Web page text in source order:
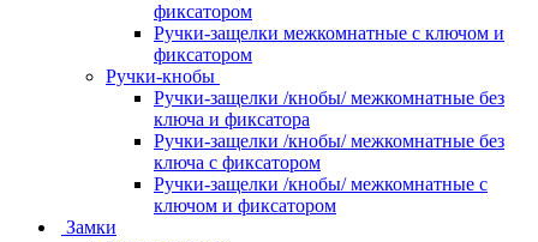
фиксатором
Ручки-защелки межкомнатные с ключом и
фиксатором
Ручки-кнобы
Ручки-защелки /кнобы/ межкомнатные без
ключа и фиксатора
Ручки-защелки /кнобы/ межкомнатные без
ключа с фиксатором
Ручки-защелки /кнобы/ межкомнатные с
ключом и фиксатором
Замки